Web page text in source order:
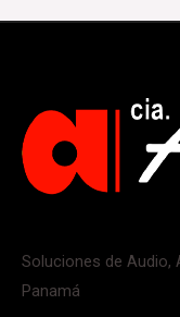
Soluciones de Audio,
Panamá